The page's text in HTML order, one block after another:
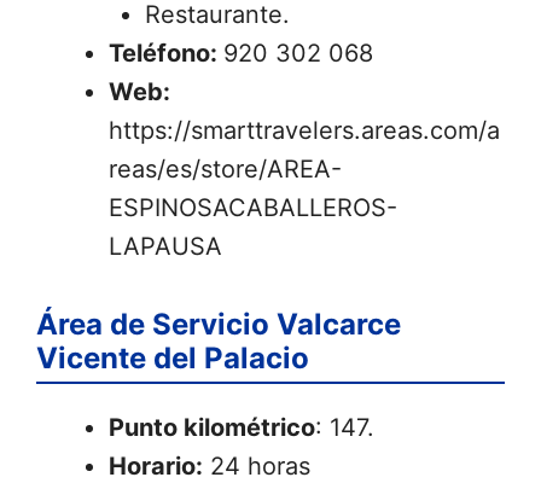
Restaurante.
Teléfono: 920 302 068
Web:
https://smarttravelers.areas.com/a
reas/es/store/AREA-
ESPINOSACABALLEROS-
LAPAUSA
Área de Servicio Valcarce
Vicente del Palacio
Punto kilométrico: 147.
Horario: 24 horas